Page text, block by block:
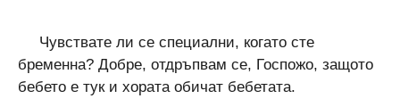
Чувствате ли се специални, когато сте
бременна? Добре, отдръпвам се, Госпожо, защото
бебето е тук и хората обичат бебетата.